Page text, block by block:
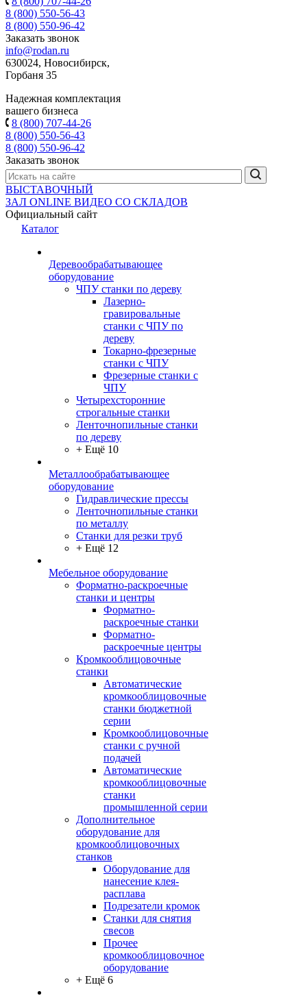
8 (800) 550-56-43
8 (800) 550-96-42
Заказать звонок
info@rodan.ru
630024, Новосибирск,
Горбаня 35
Надежная комплектация
вашего бизнеса
8 (800) 707-44-26
8 (800) 550-56-43
8 (800) 550-96-42
Заказать звонок
ВЫСТАВОЧНЫЙ
ЗАЛ ONLINE ВИДЕО СО СКЛАДОВ
Официальный сайт
Каталог
Деревообрабатывающее
оборудование
ЧПУ станки по дереву
Лазерно-
гравировальные
станки с ЧПУ по
дереву
Токарно-фрезерные
станки с ЧПУ
Фрезерные станки с
ЧПУ
Четырехсторонние
строгальные станки
Ленточнопильные станки
по дереву
+ Ещё 10
Металлообрабатывающее
оборудование
Гидравлические прессы
Ленточнопильные станки
по металлу
Станки для резки труб
+ Ещё 12
Мебельное оборудование
Форматно-раскроечные
станки и центры
Форматно-
раскроечные станки
Форматно-
раскроечные центры
Кромкооблицовочные
станки
Автоматические
кромкооблицовочные
станки бюджетной
серии
Кромкооблицовочные
станки с ручной
подачей
Автоматические
кромкооблицовочные
станки
промышленной серии
Дополнительное
оборудование для
кромкооблицовочных
станков
Оборудование для
нанесение клея-
расплава
Подрезатели кромок
Станки для снятия
свесов
Прочее
кромкооблицовочное
оборудование
+ Ещё 6